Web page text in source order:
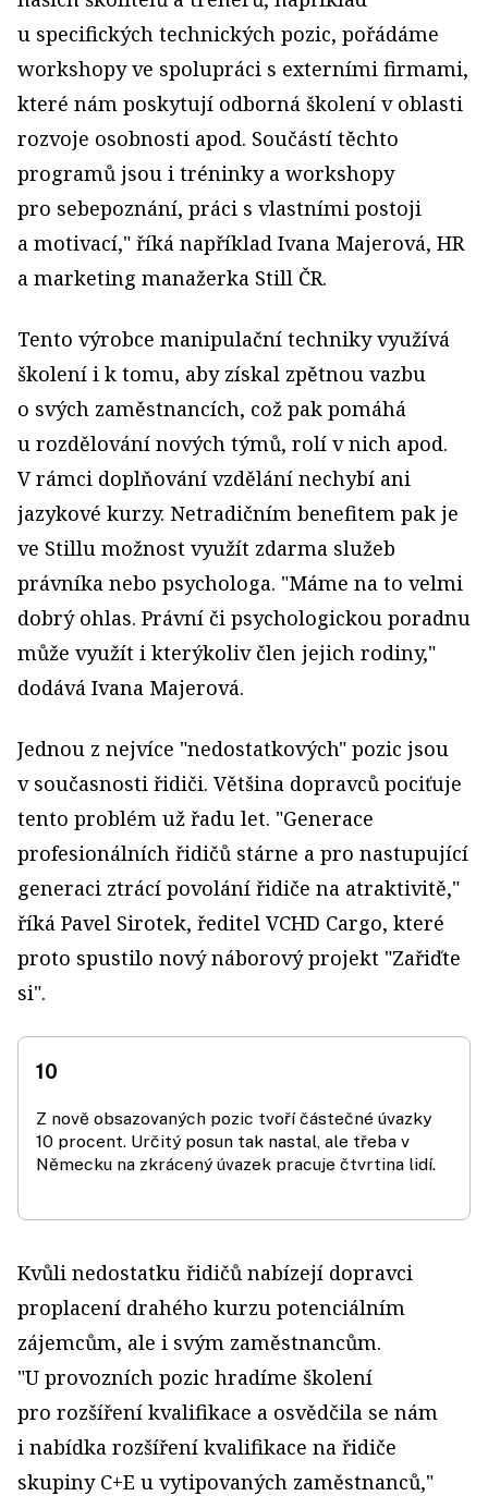
u specifických technických pozic, pořádáme
workshopy ve spolupráci s externími firmami,
které nám poskytují odborná školení v oblasti
rozvoje osobnosti apod. Součástí těchto
programů jsou i tréninky a workshopy
pro sebepoznání, práci s vlastními postoji
a motivací," říká například Ivana Majerová, HR
a marketing manažerka Still ČR.
Tento výrobce manipulační techniky využívá
školení i k tomu, aby získal zpětnou vazbu
o svých zaměstnancích, což pak pomáhá
u rozdělování nových týmů, rolí v nich apod.
V rámci doplňování vzdělání nechybí ani
jazykové kurzy. Netradičním benefitem pak je
ve Stillu možnost využít zdarma služeb
právníka nebo psychologa. "Máme na to velmi
dobrý ohlas. Právní či psychologickou poradnu
může využít i kterýkoliv člen jejich rodiny,"
dodává Ivana Majerová.
Jednou z nejvíce "nedostatkových" pozic jsou
v současnosti řidiči. Většina dopravců pociťuje
tento problém už řadu let. "Generace
profesionálních řidičů stárne a pro nastupující
generaci ztrácí povolání řidiče na atraktivitě,"
říká Pavel Sirotek, ředitel VCHD Cargo, které
proto spustilo nový náborový projekt "Zařiďte
si".
10
Z nově obsazovaných pozic tvoří částečné úvazky
10 procent. Určitý posun tak nastal, ale třeba v
Německu na zkrácený úvazek pracuje čtvrtina lidí.
Kvůli nedostatku řidičů nabízejí dopravci
proplacení drahého kurzu potenciálním
zájemcům, ale i svým zaměstnancům.
"U provozních pozic hradíme školení
pro rozšíření kvalifikace a osvědčila se nám
i nabídka rozšíření kvalifikace na řidiče
skupiny C+E u vytipovaných zaměstnanců,"